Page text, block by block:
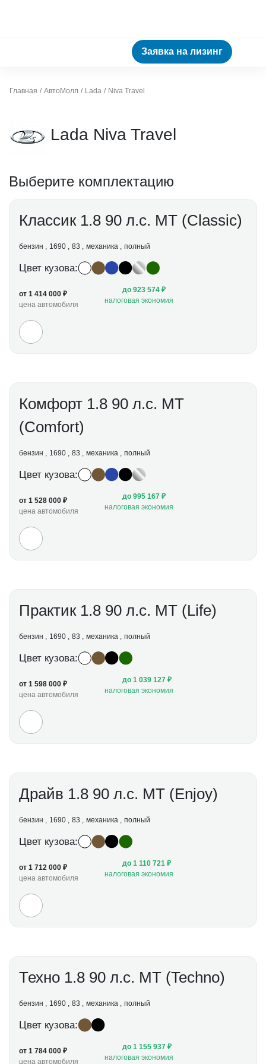
Заявка на лизинг
Главная АвтоМолл Lada Niva Travel
Lada Niva Travel
Выберите комплектацию
Классик 1.8 90 л.с. МТ (Classic)
бензин 1690 83 механика полный
Цвет кузова:
от 1 414 000 ₽
цена автомобиля
до 923 574 ₽
налоговая экономия
Комфорт 1.8 90 л.с. МТ
(Comfort)
бензин 1690 83 механика полный
Цвет кузова:
от 1 528 000 ₽
цена автомобиля
до 995 167 ₽
налоговая экономия
Практик 1.8 90 л.с. МТ (Life)
бензин 1690 83 механика полный
Цвет кузова:
от 1 598 000 ₽
цена автомобиля
до 1 039 127 ₽
налоговая экономия
Драйв 1.8 90 л.с. МТ (Enjoy)
бензин 1690 83 механика полный
Цвет кузова:
от 1 712 000 ₽
цена автомобиля
до 1 110 721 ₽
налоговая экономия
Техно 1.8 90 л.с. МТ (Techno)
бензин 1690 83 механика полный
Цвет кузова:
от 1 784 000 ₽
цена автомобиля
до 1 155 937 ₽
налоговая экономия